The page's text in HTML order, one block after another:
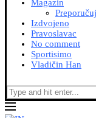
Magazin
Izdvojeno
Pravoslavac
No comment
Sportisimo
Vladičin Han